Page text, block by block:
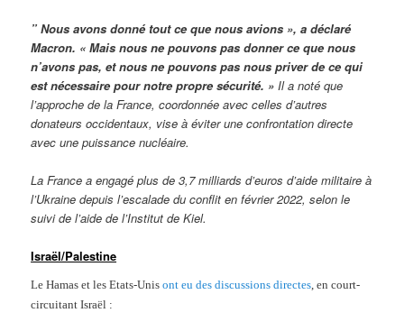
” Nous avons donné tout ce que nous avions », a déclaré
Macron. « Mais nous ne pouvons pas donner ce que nous
n’avons pas, et nous ne pouvons pas nous priver de ce qui
est nécessaire pour notre propre sécurité. » Il a noté que
l’approche de la France, coordonnée avec celles d’autres
donateurs occidentaux, vise à éviter une confrontation directe
avec une puissance nucléaire.
La France a engagé plus de 3,7 milliards d’euros d’aide militaire à
l’Ukraine depuis l’escalade du conflit en février 2022, selon le
suivi de l’aide de l’Institut de Kiel.
Israël/Palestine
Le Hamas et les Etats-Unisont eu des discussions directes, en court-
circuitant Israël :